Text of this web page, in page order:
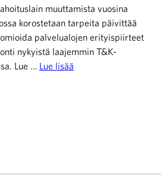
muuttamista vuosina
korostetaan tarpeita päivittää
palvelualojen erityispiirteet
nykyistä laajemmin T&K-
Lue … Lue lisää